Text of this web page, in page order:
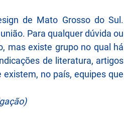
de Mato Grosso do Sul.
Para qualquer dúvida ou
mas existe grupo no qual há
de literatura, artigos
no país, equipes que